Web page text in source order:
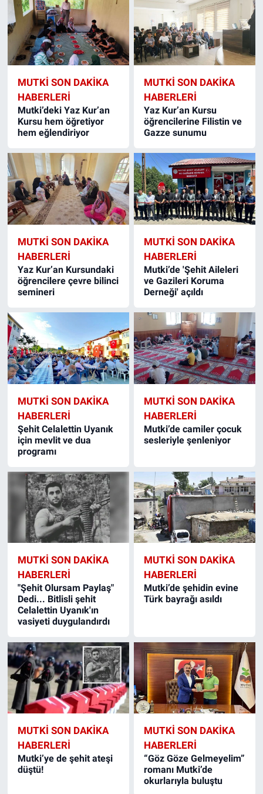
MUTKI SON DAKIKA
HABERLERI
Mutki’deki Yaz Kur’an
Kursu hem öğretiyor
hem eğlendiriyor
MUTKI SON DAKIKA
HABERLERI
Yaz Kur’an Kursu
öğrencilerine Filistin ve
Gazze sunumu
MUTKI SON DAKIKA
HABERLERI
Yaz Kur’an Kursundaki
öğrencilere çevre bilinci
semineri
MUTKI SON DAKIKA
HABERLERI
Mutki’de 'Şehit Aileleri
ve Gazileri Koruma
Derneği' açıldı
MUTKI SON DAKIKA
HABERLERI
Şehit Celalettin Uyanık
için mevlit ve dua
programı
MUTKI SON DAKIKA
HABERLERI
Mutki’de camiler çocuk
sesleriyle şenleniyor
MUTKI SON DAKIKA
HABERLERI
"Şehit Olursam Paylaş"
Dedi... Bitlisli şehit
Celalettin Uyanık'ın
vasiyeti duygulandırdı
MUTKI SON DAKIKA
HABERLERI
Mutki’de şehidin evine
Türk bayrağı asıldı
MUTKI SON DAKIKA
HABERLERI
Mutki’ye de şehit ateşi
düştü!
MUTKI SON DAKIKA
HABERLERI
“Göz Göze Gelmeyelim”
romanı Mutki’de
okurlarıyla buluştu